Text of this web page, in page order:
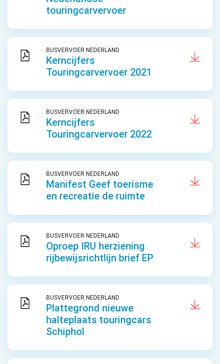
touringcarvervoer
BUSVERVOER NEDERLAND
Kerncijfers
Touringcarvervoer 2021
BUSVERVOER NEDERLAND
Kerncijfers
Touringcarvervoer 2022
BUSVERVOER NEDERLAND
Manifest Geef toerisme
en recreatie de ruimte
BUSVERVOER NEDERLAND
Oproep IRU herziening
rijbewijsrichtlijn brief EP
BUSVERVOER NEDERLAND
Plattegrond nieuwe
halteplaats touringcars
Schiphol